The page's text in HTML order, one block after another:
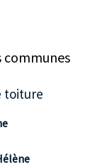
communes
toiture